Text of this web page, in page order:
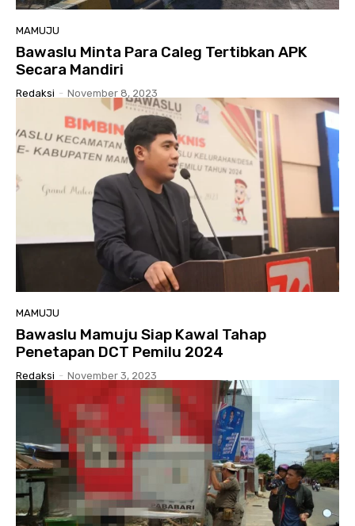
MAMUJU
Bawaslu Minta Para Caleg Tertibkan APK
Secara Mandiri
Redaksi - November 8, 2023
MAMUJU
Bawaslu Mamuju Siap Kawal Tahap
Penetapan DCT Pemilu 2024
Redaksi - November 3, 2023